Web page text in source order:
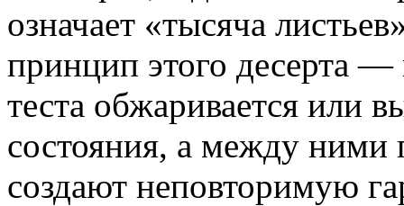
означает «тысяча
принцип этого десерта
теста обжаривается или
состояния, а между ними
создают неповторимую